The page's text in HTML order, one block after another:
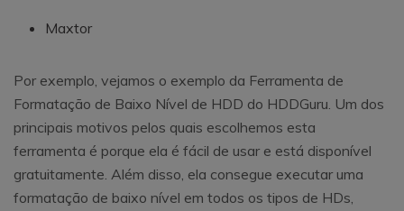
Maxtor
Por exemplo, vejamos o exemplo da Ferramenta de
Formatação de Baixo Nível de HDD do HDDGuru. Um dos
principais motivos pelos quais escolhemos esta
ferramenta é porque ela é fácil de usar e está disponível
gratuitamente. Além disso, ela consegue executar uma
formatação de baixo nível em todos os tipos de HDs,